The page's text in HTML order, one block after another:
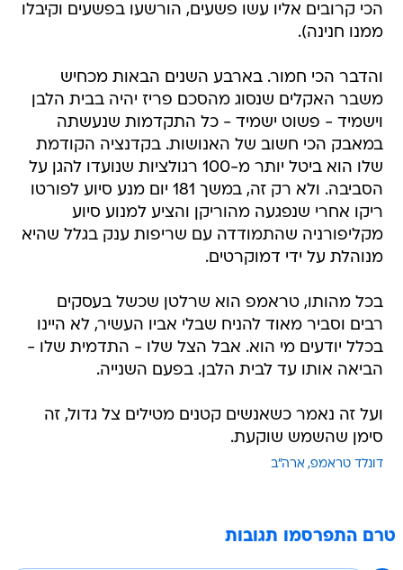
הכי קרובים אליו עשו פשעים, הורשעו בפשעים וקיבלו
ממנו חנינה).
והדבר הכי חמור. בארבע השנים הבאות מכחיש
משבר האקלים שנסוג מהסכם פריז יהיה בבית הלבן
וישמיד - פשוט ישמיד - כל התקדמות שנעשתה
במאבק הכי חשוב של האנושות. בקדנציה הקודמת
שלו הוא ביטל יותר מ-100 רגולציות שנועדו להגן על
הסביבה. ולא רק זה, במשך 181 יום מנע סיוע לפורטו
ריקו אחרי שנפגעה מהוריקן והציע למנוע סיוע
מקליפורניה שהתמודדה עם שריפות ענק בגלל שהיא
מנוהלת על ידי דמוקרטים.
בכל מהותו, טראמפ הוא שרלטן שכשל בעסקים
רבים וסביר מאוד להניח שבלי אביו העשיר, לא היינו
בכלל יודעים מי הוא. אבל הצל שלו - התדמית שלו -
הביאה אותו עד לבית הלבן. בפעם השנייה.
ועל זה נאמר כשאנשים קטנים מטילים צל גדול, זה
סימן שהשמש שוקעת.
דונלד טראמפ ארה"ב
טרם התפרסמו תגובות